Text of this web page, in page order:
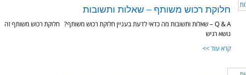
חלוקת רכוש משותף – שאלות ותשובות
Q & A – שאלות ותשובות מה כדאי לדעת בעניין חלוקת רכוש משותף? חלוקת רכוש משותף זה
נושא רגיש
קרא עוד >>